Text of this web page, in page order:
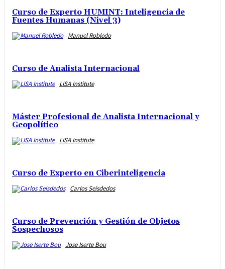
Curso de Experto HUMINT: Inteligencia de
Fuentes Humanas (Nivel 3)
Manuel Robledo
Curso de Analista Internacional
LISA Institute
Máster Profesional de Analista Internacional y
Geopolítico
LISA Institute
Curso de Experto en Ciberinteligencia
Carlos Seisdedos
Curso de Prevención y Gestión de Objetos
Sospechosos
Jose Iserte Bou